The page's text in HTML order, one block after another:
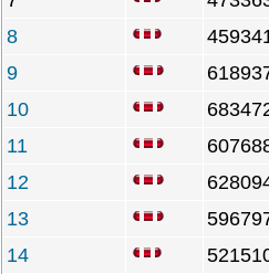
8
9
10
11
12
13
14